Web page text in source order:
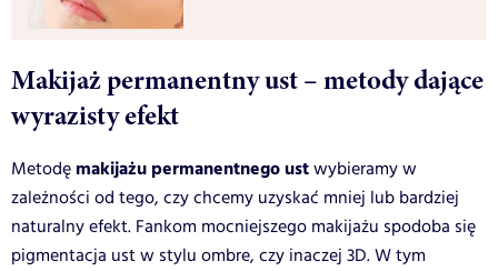
Makijaż permanentny ust – metody dające
wyrazisty efekt
Metodę makijażu permanentnego ustwybieramy w
zależności od tego, czy chcemy uzyskać mniej lub bardziej
naturalny efekt. Fankom mocniejszego makijażu spodoba się
pigmentacja ust w stylu ombre, czy inaczej 3D. W tym